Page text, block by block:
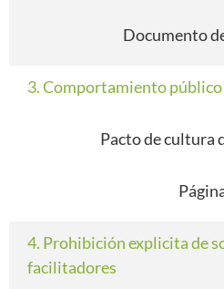
Documento
3. Comportamiento
Pacto de cultura
4. Prohibición explicita de
facilitadores